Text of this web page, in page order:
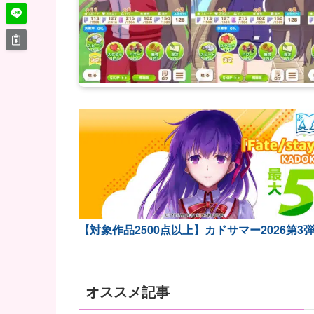
【対象作品2500点以上】カドサマー2026第3弾
オススメ記事